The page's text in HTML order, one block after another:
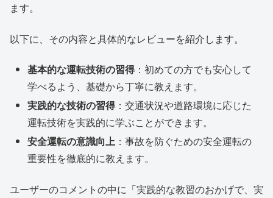
ます。
以下に、その内容と具体的なレビューを紹介します。
基本的な運転技術の習得：初めての方でも安心して
学べるよう、基礎から丁寧に教えます。
実践的な技術の習得：交通状況や道路環境に応じた
運転技術を実践的に学ぶことができます。
安全運転の意識向上 ：事故を防ぐための安全運転の
重要性を徹底的に教えます。
ユーザーのコメントの中に「実践的な教習のおかげで、実